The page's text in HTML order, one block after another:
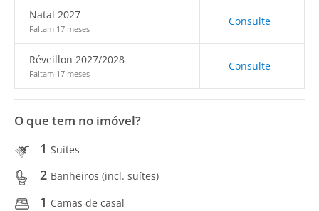
Natal 2027
Faltam 17 meses
Consulte
Réveillon 2027/2028
Faltam 17 meses
Consulte
O que tem no imóvel?
1 Suítes
2 Banheiros (incl. suítes)
1 Camas de casal